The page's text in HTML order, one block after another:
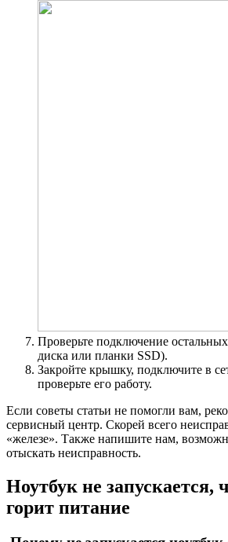
Проверьте подключение
диска или планки SSD).
Закройте крышку, подключите в
проверьте его работу.
Если советы статьи не помогли вам,
сервисный центр. Скорей всего
«железе». Также напишите нам,
отыскать неисправность.
Ноутбук не запускается,
горит питание